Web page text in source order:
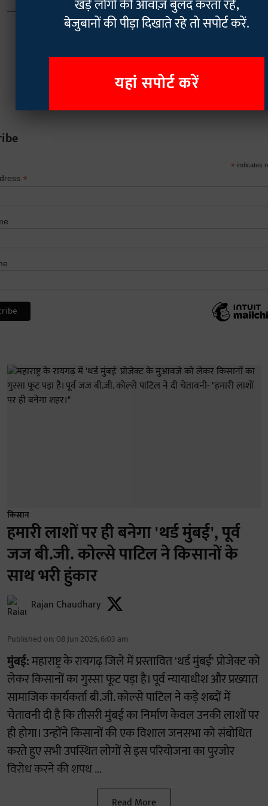
* indicates
*
किसान
हमारी लाशों पर ही बनेगा 'थर्ड मुंबई', पूर्व
जज बी.जी. कोल्से पाटिल ने किसानों के
साथ भरी हुंकार
Rajan Chaudhary
Published on: 08 Jun 2026, 6:03 am
मुंबई:महाराष्ट्र के रायगढ़ जिले में प्रस्तावित 'थर्ड मुंबई' प्रोजेक्ट को
लेकर किसानों का गुस्सा फूट पड़ा है। पूर्व न्यायाधीश और प्रख्यात
सामाजिक कार्यकर्ता बी.जी. कोल्से पाटिल ने कड़े शब्दों में
चेतावनी दी है कि तीसरी मुंबई का निर्माण केवल उनकी लाशों पर
ही होगा। उन्होंने किसानों की एक विशाल जनसभा को संबोधित
करते हुए सभी उपस्थित लोगों से इस परियोजना का पुरजोर
विरोध करने की शपथ ...
Read More
खड़े लोगों की आवाज़ बुलंद करता रहे,
बेजुबानों की पीड़ा दिखाते रहे तो सपोर्ट करें.
यहां सपोर्ट करें